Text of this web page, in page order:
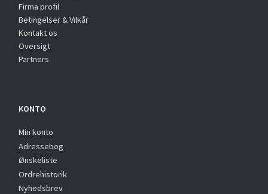
Firma profil
Betingelser & Vilkår
Kontakt os
Oversigt
Partners
KONTO
Min konto
Adressebog
Ønskeliste
Ordrehistorik
Nyhedsbrev